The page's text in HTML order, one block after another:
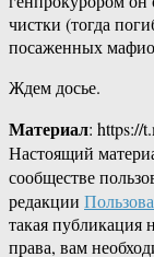
чистки (тогда
посаженных
Ждем досье.
Материал: https://
Настоящий
сообществе
редакции
такая
права, вам